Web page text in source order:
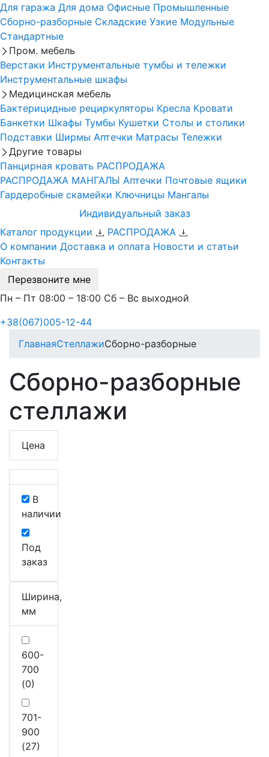
Для гаража Для дома Офисные Промышленные
Сборно-разборные Складские Узкие Модульные
Стандартные
Пром. мебель
Верстаки Инструментальные тумбы и тележки
Инструментальные шкафы
Медицинская мебель
Бактерицидные рециркуляторы Кресла Кровати
Банкетки Шкафы Тумбы Кушетки Столы и столики
Подставки Ширмы Аптечки Матрасы Тележки
Другие товары
Панцирная кровать РАСПРОДАЖА
РАСПРОДАЖА МАНГАЛЫ Аптечки Почтовые ящики
Гардеробные скамейки Ключницы Мангалы
Индивидуальный заказ
Каталог продукции
РАСПРОДАЖА
О компании Доставка и оплата Новости и статьи
Контакты
Перезвоните мне
Пн – Пт 08:00 – 18:00 Сб – Вс выходной
+38(067)005-12-44
ГлавнаяСтеллажиСборно-разборные
Сборно-разборные
стеллажи
Цена
В
наличии
Под
заказ
Ширина,
мм
600-
700
(0)
701-
900
(27)